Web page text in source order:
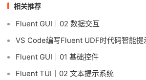
相关推荐
Fluent GUI｜02 数据交互
VS Code编写Fluent UDF时代码智能提
Fluent GUI｜01 基础控件
Fluent TUI｜02 文本提示系统